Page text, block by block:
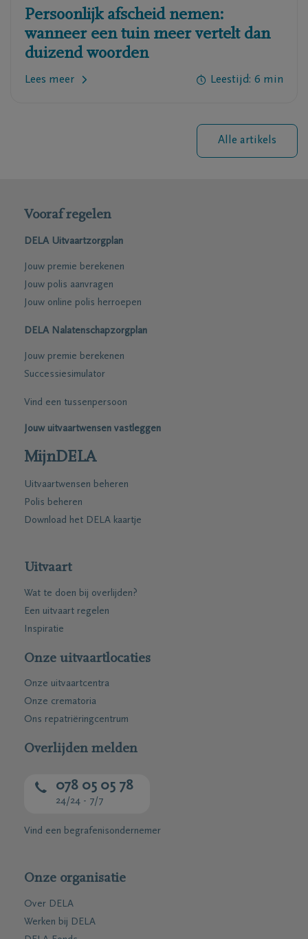
Persoonlijk afscheid nemen:
wanneer een tuin meer vertelt dan
duizend woorden
Lees meer Leestijd: 6 min
Alle artikels
Vooraf regelen
DELA Uitvaartzorgplan
Jouw premie berekenen
Jouw polis aanvragen
Jouw online polis herroepen
DELA Nalatenschapzorgplan
Jouw premie berekenen
Successiesimulator
Vind een tussenpersoon
Jouw uitvaartwensen vastleggen
MijnDELA
Uitvaartwensen beheren
Polis beheren
Download het DELA kaartje
Uitvaart
Wat te doen bij overlijden?
Een uitvaart regelen
Inspiratie
Onze uitvaartlocaties
Onze uitvaartcentra
Onze crematoria
Ons repatriëringcentrum
Overlijden melden
078 05 05 78
24/24 - 7/7
Vind een begrafenisondernemer
Onze organisatie
Over DELA
Werken bij DELA